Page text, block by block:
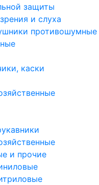
защиты
и слуха
противошумные
каски
и прочие